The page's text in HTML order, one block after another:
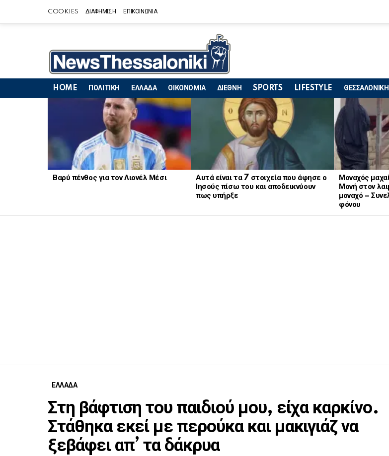
COOKIES ΔΙΑΦΗΜΙΣΗ ΕΠΙΚΟΙΝΩΝΙΑ
HOME ΠΟΛΙΤΙΚΗ ΕΛΛΑΔΑ ΟΙΚΟΝΟΜΙΑ ΔΙΕΘΝΗ SPORTS LIFESTYLE ΘΕΣΣΑΛΟΝΙΚΗ
Βαρύ πένθος για τον Λιονέλ Μέσι
Αυτά είναι τα 7 στοιχεία που άφησε ο
Ιησούς πίσω του και αποδεικνύουν
πως υπήρξε
Μοναχός
Μονή στον
μοναχό –
φόνου
ΕΛΛΑΔΑ
Στη βάφτιση του παιδιού μου, είχα καρκίνο.
Στάθηκα εκεί με περούκα και μακιγιάζ να
ξεβάφει απ’ τα δάκρυα